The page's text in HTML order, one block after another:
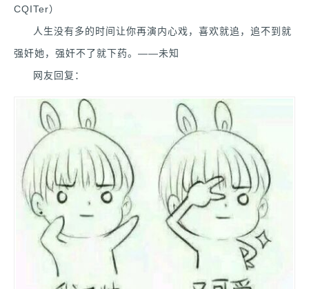
CQITer）
人生没有多的时间让你再演内心戏，喜欢就追，追不到就
强奸她，强奸不了就下药。——未知
网友回复：